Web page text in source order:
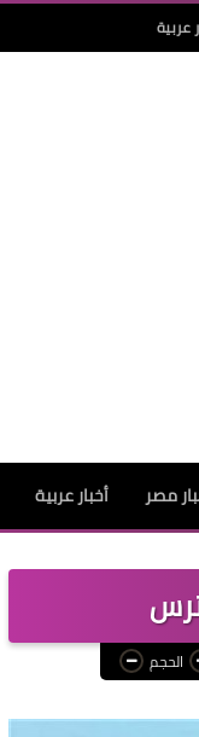
عربية
مصر أخبار عربية
الحجم